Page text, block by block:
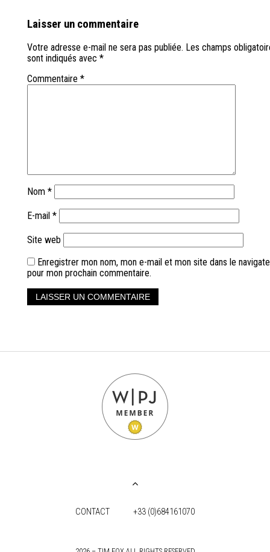
Laisser un commentaire
Votre adresse e-mail ne sera pas publiée. Les champs
sont indiqués avec *
Commentaire *
Nom *
E-mail *
Site web
Enregistrer mon nom, mon e-mail et mon site dans le
pour mon prochain commentaire.
CONTACT +33 (0)684161070